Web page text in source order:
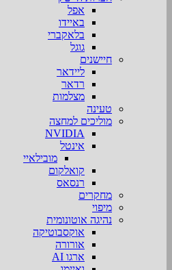
אפל
באיידו
בלאקברי
גוגל
חיישנים
ליידאר
רדאר
מצלמות
טעינה
מוליכים למחצה
NVIDIA
אינטל
מובילאיי
קואלקום
רנסאס
מחקרים
מיפוי
נהיגה אוטונומית
אוקסבוטיקה
אורורה
ארגו AI